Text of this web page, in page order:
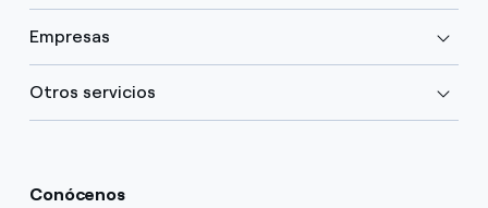
Empresas
Otros servicios
Conócenos